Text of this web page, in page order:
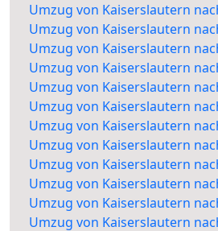
Umzug von Kaiserslautern
Umzug von Kaiserslautern
Umzug von Kaiserslautern
Umzug von Kaiserslautern
Umzug von Kaiserslautern
Umzug von Kaiserslautern
Umzug von Kaiserslautern
Umzug von Kaiserslautern
Umzug von Kaiserslautern
Umzug von Kaiserslautern
Umzug von Kaiserslautern
Umzug von Kaiserslautern